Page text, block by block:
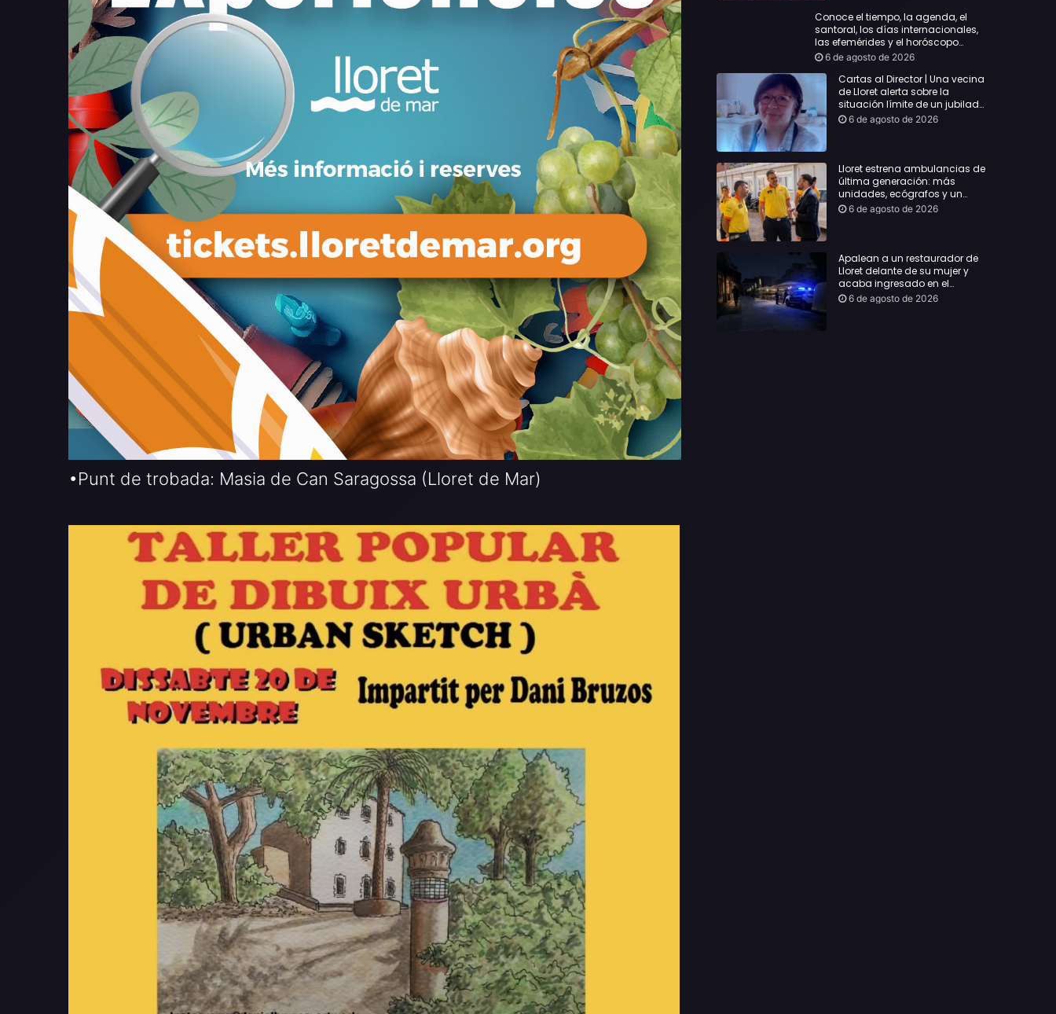
•Punt de trobada: Masia de Can Saragossa (Lloret de Mar)
Conoce el tiempo, la agenda, el
santoral, los días internacionales,
las efemérides y el horóscopo…
6 de agosto de 2026
Cartas al Director | Una vecina
de Lloret alerta sobre la
situación límite de un jubilado
de 65 años y pide una
6 de agosto de 2026
Lloret estrena ambulancias de
última generación: más
unidades, ecógrafos y un
servicio reforzado las 24 horas
6 de agosto de 2026
Apalean a un restaurador de
Lloret delante de su mujer y
acaba ingresado en el
Hospital Vall d’Hebron
6 de agosto de 2026